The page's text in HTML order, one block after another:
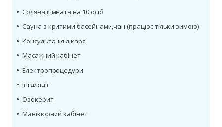
• Соляна кімната на 10 осіб
• Сауна з критими басейнами,чан (працює тільки зимою)
• Консультація лікаря
• Масажний кабінет
• Електропроцедури
• Інгаляції
• Озокерит
• Манікюрний кабінет